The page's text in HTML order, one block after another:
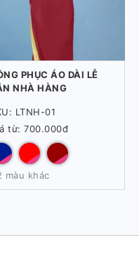
PHỤC ÁO DÀI LỄ
NHÀ HÀNG
LTNH-01
từ: 700.000đ
màu khác